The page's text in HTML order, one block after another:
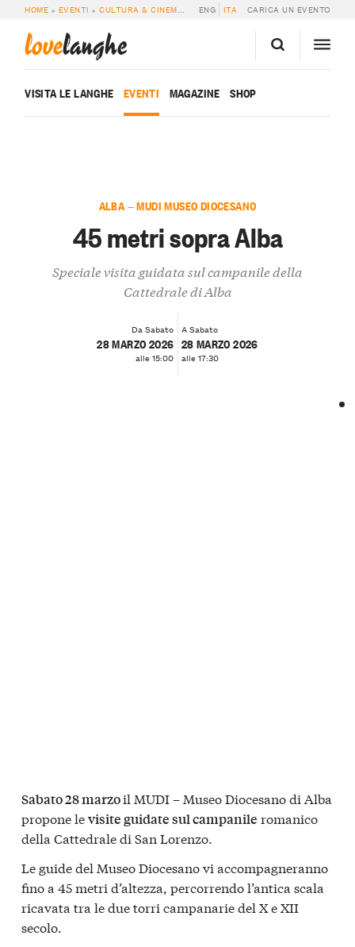
HOME » EVENTI »CULTURA & CINEMA » 45 METRI SOPRA ALBA
ENG ITA CARICA UN EVENTO
lovelanghe
VISITA LE LANGHE EVENTI MAGAZINE SHOP
ALBA — MUDI MUSEO DIOCESANO
45 metri sopra Alba
Speciale visita guidata sul campanile della
Cattedrale di Alba
Da Sabato
28 MARZO 2026
alle 15:00
A Sabato
28 MARZO 2026
alle 17:30
Sabato 28 marzoil MUDI – Museo Diocesano di Alba
propone levisite guidate sul campanile romanico
della Cattedrale di San Lorenzo.
Le guide del Museo Diocesano vi accompagneranno
fino a 45 metri d’altezza, percorrendo l’antica scala
ricavata tra le due torri campanarie del X e XII
secolo.